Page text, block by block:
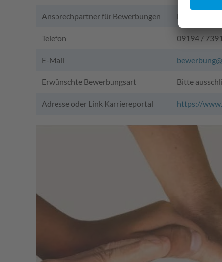
Ansprechpartner für Bewerbungen Frau
Telefon 09194 /
E-Mail
Erwünschte Bewerbungsart Bitte
Adresse oder Link Karriereportal https://